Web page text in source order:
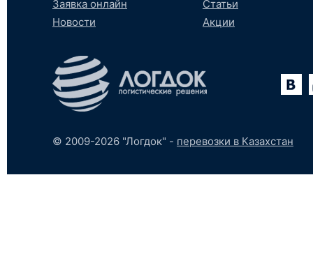
Заявка онлайн
Новости
Статьи
Акции
ВконтактеYouTubetumblr
SoundCloud
© 2009-2026 "Логдок" - перевозки в Казахстан